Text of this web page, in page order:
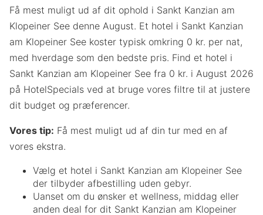
Få mest muligt ud af dit ophold i Sankt Kanzian am
Klopeiner See denne August. Et hotel i Sankt Kanzian
am Klopeiner See koster typisk omkring 0 kr. per nat,
med hverdage som den bedste pris. Find et hotel i
Sankt Kanzian am Klopeiner See fra 0 kr. i August 2026
på HotelSpecials ved at bruge vores filtre til at justere
dit budget og præferencer.
Vores tip: Få mest muligt ud af din tur med en af
vores ekstra.
Vælg et hotel i Sankt Kanzian am Klopeiner See
der tilbyder afbestilling uden gebyr.
Uanset om du ønsker et wellness, middag eller
anden deal for dit Sankt Kanzian am Klopeiner